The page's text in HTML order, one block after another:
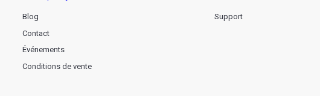
Blog
Contact
Événements
Conditions de vente
Support